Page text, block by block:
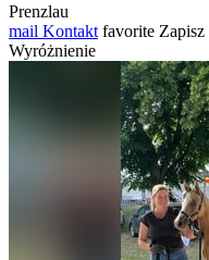
Prenzlau
mail Kontakt favorite Zapisz
Wyróżnienie